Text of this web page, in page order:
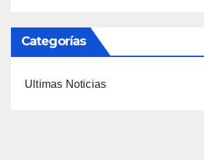
Categorías
Ultimas Noticias